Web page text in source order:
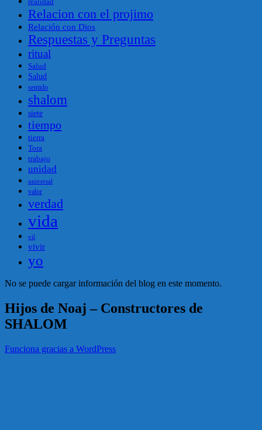
realidad
Relacion con el projimo
Relación con Dios
Respuestas y Preguntas
ritual
Salud
Salud
sentido
shalom
siete
tiempo
tierra
Tora
trabajo
unidad
universal
valor
verdad
vida
vil
vivir
yo
No se puede cargar información del blog en este momento.
Hijos de Noaj – Constructores de
SHALOM
Funciona gracias a WordPress